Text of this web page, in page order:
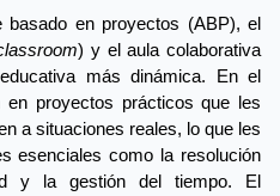
basado en proyectos (ABP), el
) y el aula colaborativa
más dinámica. En el
en proyectos prácticos que les
a situaciones reales, lo que les
esenciales como la resolución
y la gestión del tiempo. El